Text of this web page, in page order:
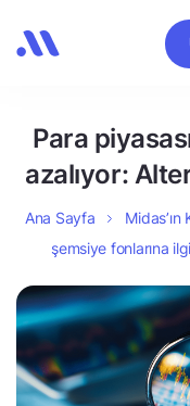
Para
azalıyor:
Ana Sayfa Midas’ın
şemsiye fonlarına